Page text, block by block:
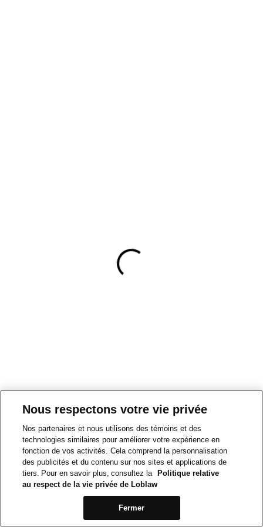
Nous respectons votre vie privée
Nos partenaires et nous utilisons des témoins et des
technologies similaires pour améliorer votre expérience en
fonction de vos activités. Cela comprend la personnalisation
des publicités et du contenu sur nos sites et applications de
tiers. Pour en savoir plus, consultez la
Politique relative
au respect de la vie privée de Loblaw
Fermer